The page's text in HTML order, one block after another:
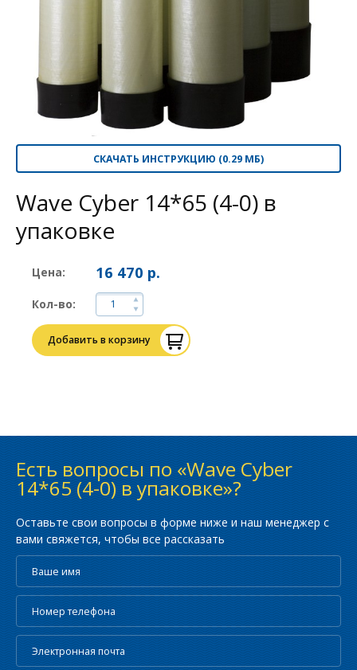
СКАЧАТЬ ИНСТРУКЦИЮ (0.29 МБ)
Wave Cyber 14*65 (4-0) в
упаковке
Цена: 16 470 р.
Кол-во:
Добавить в корзину
Есть вопросы по «Wave Cyber
14*65 (4-0) в упаковке»?
Оставьте свои вопросы в форме ниже и наш менеджер с
вами свяжется, чтобы все рассказать